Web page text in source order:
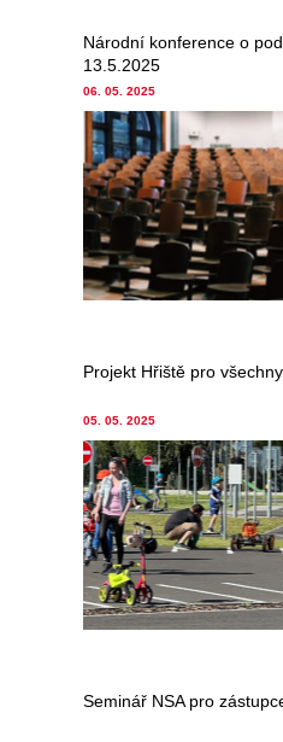
Národní konference o
13.5.2025
06. 05. 2025
Projekt Hřiště pro
05. 05. 2025
Seminář NSA pro